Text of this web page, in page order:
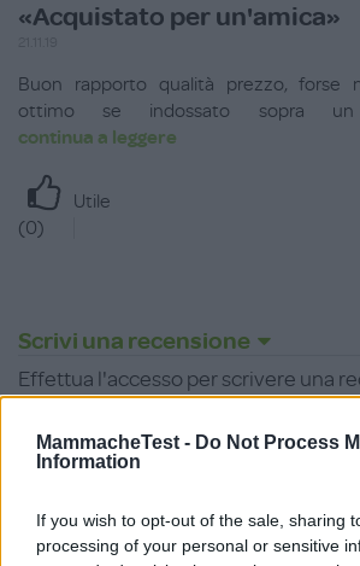
MammacheTest - Do Not Process
Information
If you wish to opt-out of the sale, sharing
processing of your personal or sensitive
«Acquistato per un'amica»
Buon rapporto qualità prezzo, forse
ottimo se indossato sopra
continua a leggere
Utile
(0)
Scrivi una recensione
Effettua l'accesso per scrivere una
Non sei ancora iscritta
MammacheTest?